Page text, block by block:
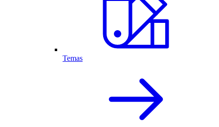
Temas